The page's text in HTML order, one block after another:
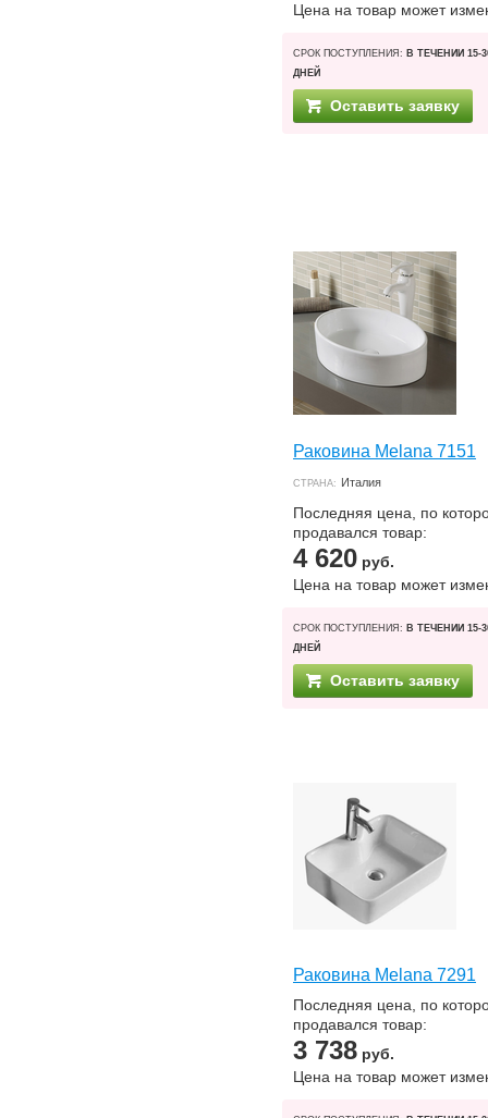
Цена на товар может
СРОК ПОСТУПЛЕНИЯ: В ТЕЧЕНИИ 15-
ДНЕЙ
Оставить заявку
Раковина Melana 7151
СТРАНА: Италия
Последняя цена, по
продавался товар:
4 620 руб.
Цена на товар может
СРОК ПОСТУПЛЕНИЯ: В ТЕЧЕНИИ 15-
ДНЕЙ
Оставить заявку
Раковина Melana 7291
Последняя цена, по
продавался товар:
3 738 руб.
Цена на товар может